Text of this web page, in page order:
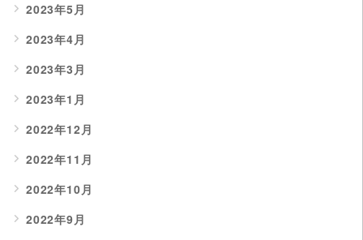
2023年5月
2023年4月
2023年3月
2023年1月
2022年12月
2022年11月
2022年10月
2022年9月